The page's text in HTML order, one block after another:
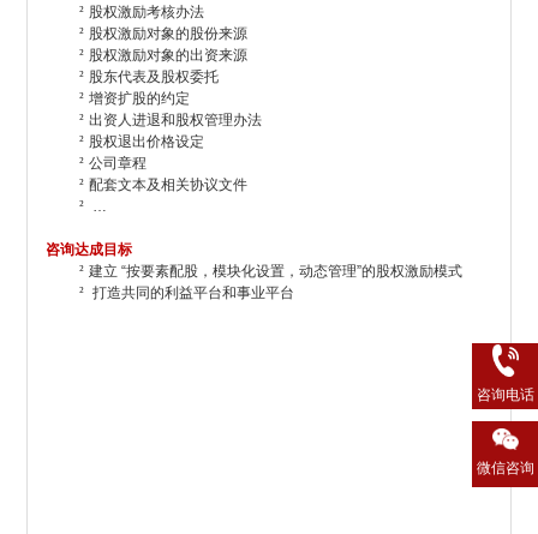
² 股权激励考核办法
² 股权激励对象的股份来源
² 股权激励对象的出资来源
² 股东代表及股权委托
² 增资扩股的约定
² 出资人进退和股权管理办法
² 股权退出价格设定
² 公司章程
² 配套文本及相关协议文件
²
咨询达成目标
² 建立 “按要素配股，模块化设置，动态管理”的股权激励模式
² 打造共同的利益平台和事业平台
咨询电话
微信咨询